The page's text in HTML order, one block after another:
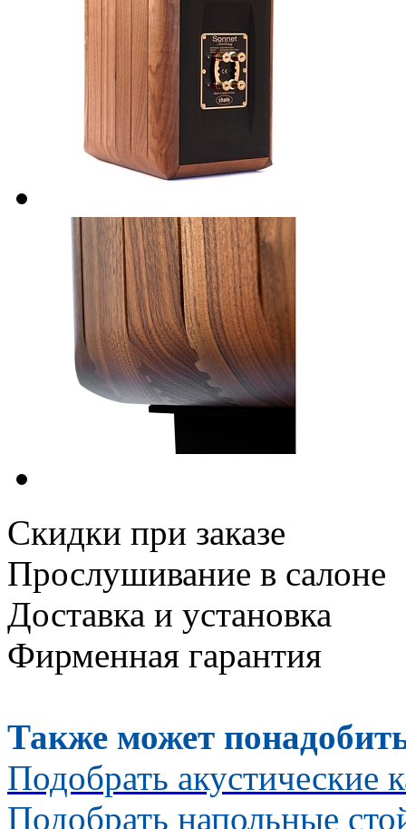
Скидки при заказе
Прослушивание в салоне
Доставка и установка
Фирменная гарантия
Также может
Подобрать акустические
Подобрать напольные